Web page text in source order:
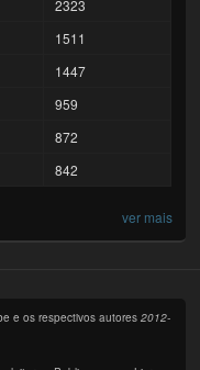
2323
1511
1447
959
872
842
ver mais
e os respectivos autores2012-